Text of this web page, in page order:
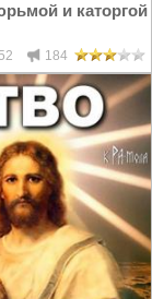
и каторгой
184